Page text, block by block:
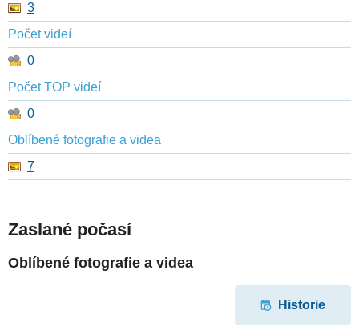
3
Počet videí
0
Počet TOP videí
0
Oblíbené fotografie a videa
7
Zaslané počasí
Oblíbené fotografie a videa
Historie